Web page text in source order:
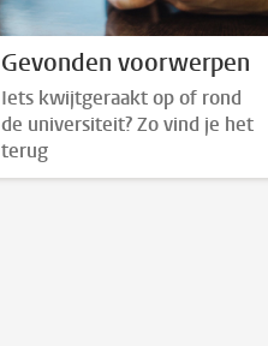
Gevonden voorwerpen
Iets kwijtgeraakt op of rond
de universiteit? Zo vind je het
terug